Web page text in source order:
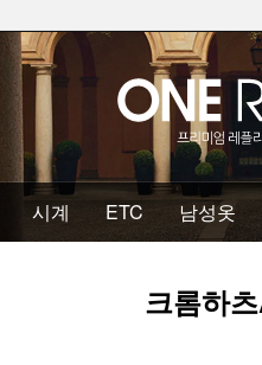
시계 ETC 남성옷
크롬하